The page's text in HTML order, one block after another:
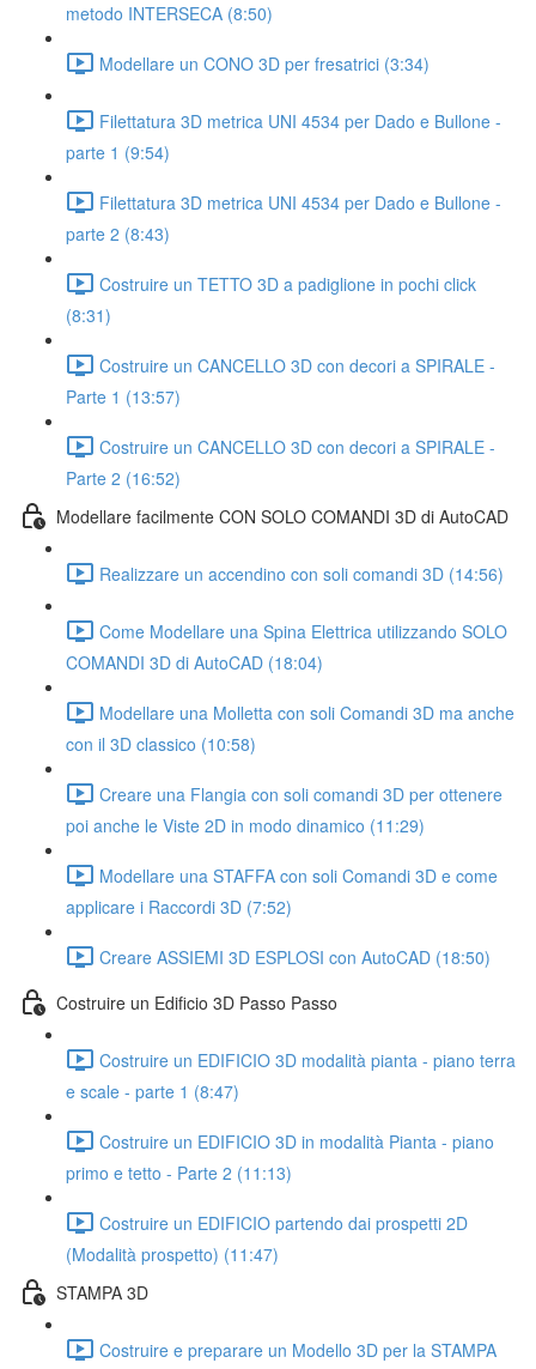
metodo INTERSECA (8:50)
Modellare un CONO 3D per fresatrici (3:34)
Filettatura 3D metrica UNI 4534 per Dado e Bullone -
parte 1 (9:54)
Filettatura 3D metrica UNI 4534 per Dado e Bullone -
parte 2 (8:43)
Costruire un TETTO 3D a padiglione in pochi click
(8:31)
Costruire un CANCELLO 3D con decori a SPIRALE -
Parte 1 (13:57)
Costruire un CANCELLO 3D con decori a SPIRALE -
Parte 2 (16:52)
Modellare facilmente CON SOLO COMANDI 3D di AutoCAD
Realizzare un accendino con soli comandi 3D (14:56)
Come Modellare una Spina Elettrica utilizzando SOLO
COMANDI 3D di AutoCAD (18:04)
Modellare una Molletta con soli Comandi 3D ma anche
con il 3D classico (10:58)
Creare una Flangia con soli comandi 3D per ottenere
poi anche le Viste 2D in modo dinamico (11:29)
Modellare una STAFFA con soli Comandi 3D e come
applicare i Raccordi 3D (7:52)
Creare ASSIEMI 3D ESPLOSI con AutoCAD (18:50)
Costruire un Edificio 3D Passo Passo
Costruire un EDIFICIO 3D modalità pianta - piano terra
e scale - parte 1 (8:47)
Costruire un EDIFICIO 3D in modalità Pianta - piano
primo e tetto - Parte 2 (11:13)
Costruire un EDIFICIO partendo dai prospetti 2D
(Modalità prospetto) (11:47)
STAMPA 3D
Costruire e preparare un Modello 3D per la STAMPA